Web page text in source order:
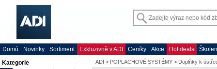
Domů Novinky Sortiment Exkluzivně v ADI Ceníky Akce Hot deals
Kategorie
ADI > POPLACHOVÉ SYSTÉMY > Doplňky k